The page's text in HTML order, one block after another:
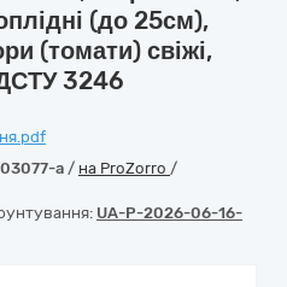
(до 25см),
(томати) свіжі,
ДСТУ 3246
a / на ProZorro /
UA-P-2026-06-16-